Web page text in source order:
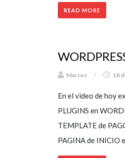
READ MORE
Marcos / 18
En el video de hoy
PLUGINS en
TEMPLATE de
PAGINA de INICIO